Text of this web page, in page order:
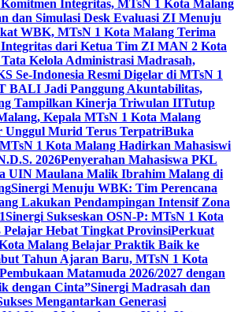
Integritas, MTsN 1 Kota Malang
dan Simulasi Desk Evaluasi ZI Menuju
WBK, MTsN 1 Kota Malang Terima
Integritas dari Ketua Tim ZI MAN 2 Kota
Kelola Administrasi Madrasah,
Se-Indonesia Resmi Digelar di MTsN 1
BALI Jadi Panggung Akuntabilitas,
Tampilkan Kinerja Triwulan IITutup
Kepala MTsN 1 Kota Malang
Unggul Murid Terus TerpatriBuka
1 Kota Malang Hadirkan Mahasiswi
2026Penyerahan Mahasiswa PKL
UIN Maulana Malik Ibrahim Malang di
Sinergi Menuju WBK: Tim Perencana
Lakukan Pendampingan Intensif Zona
Sinergi Sukseskan OSN-P: MTsN 1 Kota
Pelajar Hebat Tingkat ProvinsiPerkuat
Malang Belajar Praktik Baik ke
Tahun Ajaran Baru, MTsN 1 Kota
Matamuda 2026/2027 dengan
dengan Cinta”Sinergi Madrasah dan
Mengantarkan Generasi